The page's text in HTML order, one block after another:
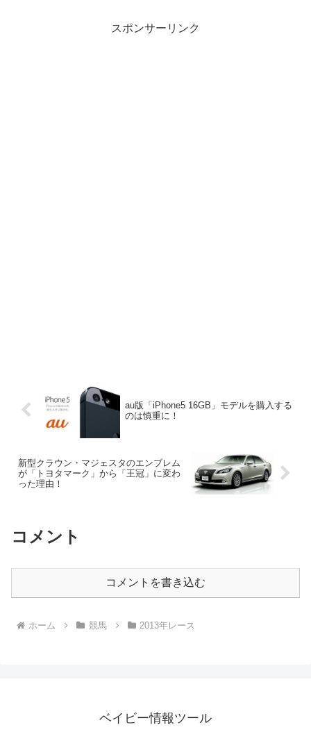
スポンサーリンク
au版「iPhone5 16GB」モデルを購入する
のは慎重に！
新型クラウン・マジェスタのエンブレム
が「トヨタマーク」から「王冠」に変わ
った理由！
コメント
コメントを書き込む
ホーム 競馬 2013年レース
ベイビー情報ツール